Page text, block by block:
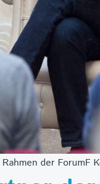
der ForumF